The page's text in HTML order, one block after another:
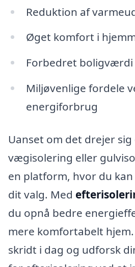
Reduktion af
Øget komfort i
Forbedret boligværdi
Miljøvenlige fordele
energiforbrug
Uanset om det drejer
vægisolering eller
en platform, hvor du
dit valg. Med
du opnå bedre
mere komfortabelt
skridt i dag og udforsk